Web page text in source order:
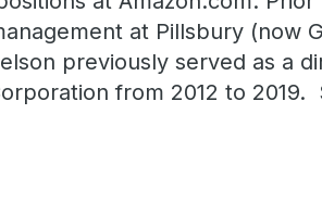
at Pillsbury (now
previously served as a
from 2012 to 2019.